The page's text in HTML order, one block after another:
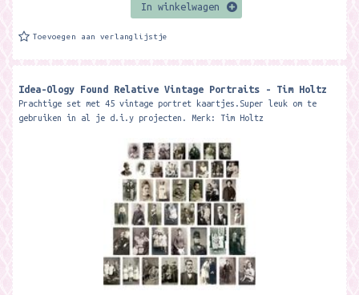
In winkelwagen
Toevoegen aan verlanglijstje
Idea-Ology Found Relative Vintage Portraits - Tim Holtz
Prachtige set met 45 vintage portret kaartjes.Super leuk om te
gebruiken in al je d.i.y projecten. Merk: Tim Holtz